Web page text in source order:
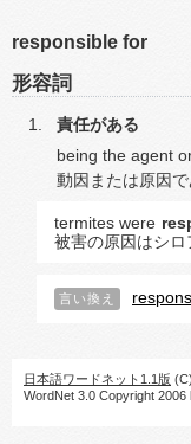
responsible for
形容詞
責任がある
being the agent
動因または原因で
termites were
被害の原因はシロ
言い換え
日本語ワードネット1.1版
WordNet 3.0 Copyright 2006